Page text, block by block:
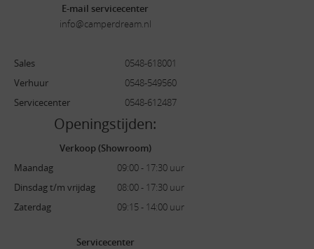
E-mail servicecenter
info@camperdream.nl
Sales
0548-618001
Verhuur
0548-549560
Servicecenter
0548-612487
Openingstijden:
Verkoop (Showroom)
Maandag
09:00 - 17:30 uur
Dinsdag t/m vrijdag
08:00 - 17:30 uur
Zaterdag
09:15 - 14:00 uur
Servicecenter